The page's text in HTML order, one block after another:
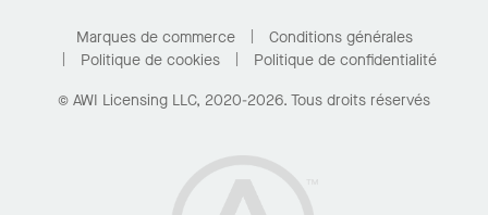
Pour la maisonMarques de commerce
Conditions générales
Politique de cookies
Politique de confidentialité
© AWI Licensing LLC, 2020-2026. Tous droits réservés